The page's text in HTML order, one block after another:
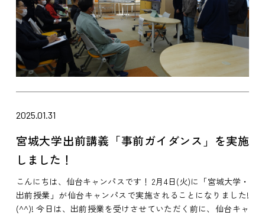
2025.01.31
宮城大学出前講義「事前ガイダンス」を実施
しました！
こんにちは、仙台キャンパスです！ 2月4日(火)に「宮城大学・
出前授業」が仙台キャンパスで実施されることになりました!
(^^)! 今日は、出前授業を受けさせていただく前に、仙台キャ